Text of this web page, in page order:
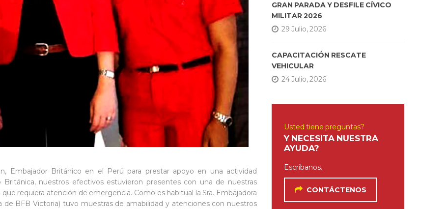
Embajador Británico en el Perú para prestar apoyo en una actividad
nuestros efectivos estuvieron presentes con una de nuestras
requiera atención de emergencia. Como es habitual la Sra. Embajadora
BFB Victoria) tuvo muestras de amabilidad y atenciones con nuestros
GRAN PARADA Y DESFILE CÍVICO
MILITAR 2026
29 Julio, 2026
CAPACITACIÓN RESCATE
VEHICULAR
24 Julio, 2026
Usted tiene preguntas?
Y NECESITA NUESTRA
AYUDA?
Escribanos.
CONTÁCTENOS